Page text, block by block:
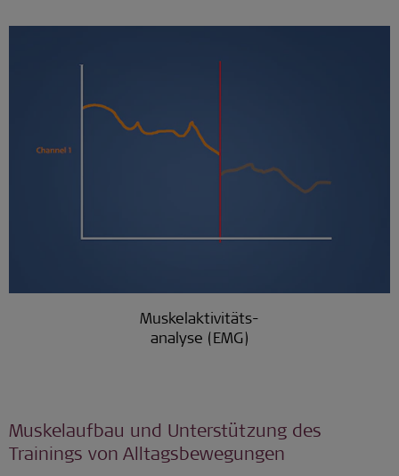
Muskelaktivitäts-
analyse (EMG)
Muskelaufbau und Unterstützung des
Trainings von Alltagsbewegungen